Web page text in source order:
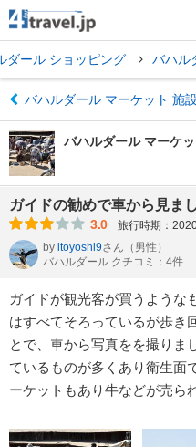
ダール ショッピング バハル
バハルダール マーケット 施
バハルダール マーケッ
ガイドの勧めで車から見ま
3.0
旅行時期：
by itoyoshi9さん （男性）
バハルダール クチコミ：4件
ガイドが観光客が買うような
はすべてそろっているが歩き
とで、車から写真をを撮りま
ているものが多くあり衛生面
ーケットもあり牛などが売ら